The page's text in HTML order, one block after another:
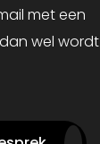
met een
wel wordt